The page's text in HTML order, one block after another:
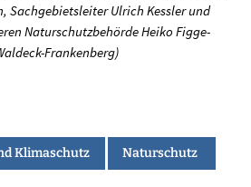
Sachgebietsleiter Ulrich Kessler und
Naturschutzbehörde Heiko Figge-
Frankenberg)
Klimaschutz Naturschutz